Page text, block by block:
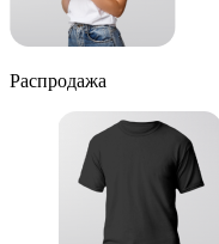
Распродажа